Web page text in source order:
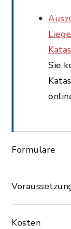
Sie
Formulare
Kosten